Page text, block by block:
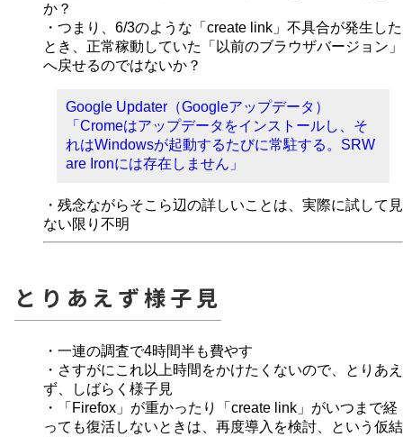
か？
・つまり、6/3のような「create link」不具合が発生した
とき、正常稼動していた「以前のブラウザバージョン」
へ戻せるのではないか？
Google Updater（Googleアップデータ）
「Cromeはアップデータをインストールし、そ
れはWindowsが起動するたびに常駐する。SRW
are Ironには存在しません」
・残念ながらそこら辺の詳しいことは、実際に試して見
ない限り不明
とりあえず様子見
・一連の調査で4時間半も費やす
・さすがにこれ以上時間をかけたくないので、とりあえ
ず、しばらく様子見
・「Firefox」が重かったり「create link」がいつまで経
っても復活しないときは、再度導入を検討、という仮結